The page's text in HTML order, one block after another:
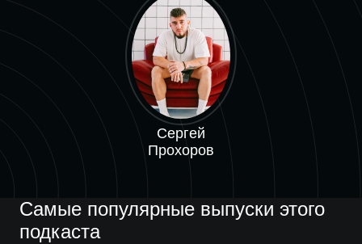
Сергей
Прохоров
Самые популярные выпуски этого
подкаста